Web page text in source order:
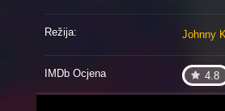
Režija: Johnny
IMDb Ocjena 4.8